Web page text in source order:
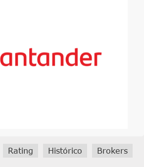
Rating Histórico Brokers